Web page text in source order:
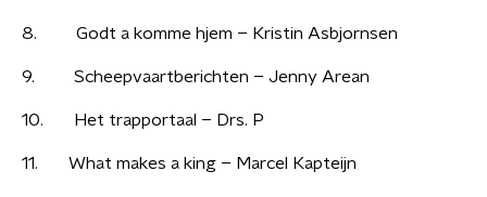
8. Godt a komme hjem – Kristin Asbjornsen
9. Scheepvaartberichten – Jenny Arean
10. Het trapportaal – Drs. P
11. What makes a king – Marcel Kapteijn